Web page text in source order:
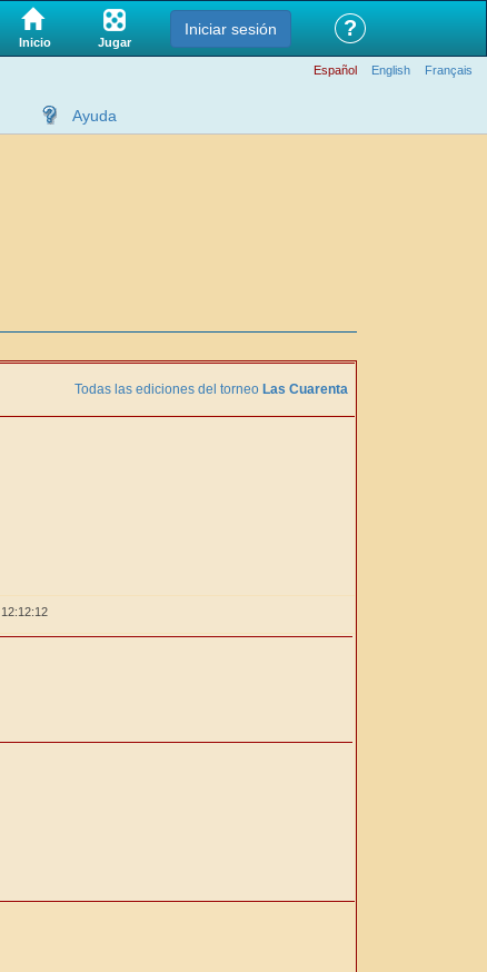
Inicio Jugar
Iniciar sesión ?
Español English Français
Ayuda
Todas las ediciones del torneo Las Cuarenta
12:12:12